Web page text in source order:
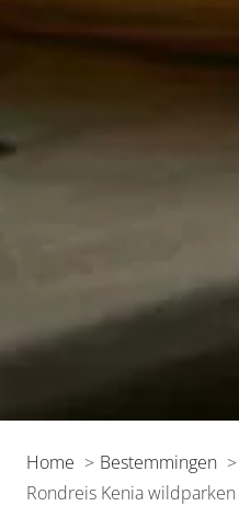
Home Bestemmingen
Rondreis Kenia